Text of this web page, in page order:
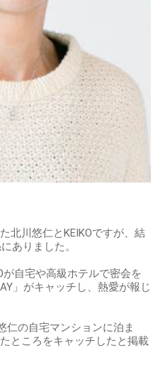
北川悠仁とKEIKOですが、結
ありました。
が自宅や高級ホテルで密会を
」がキャッチし、熱愛が報じ
仁の自宅マンションに泊ま
ところをキャッチしたと掲載